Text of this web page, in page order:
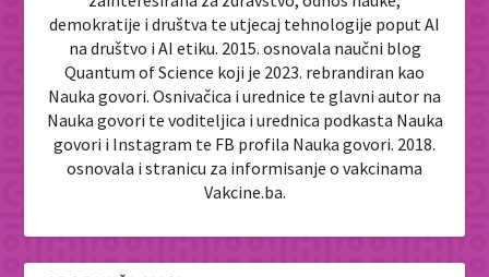
demokratije i društva te utjecaj tehnologije poput AI
na društvo i AI etiku. 2015. osnovala naučni blog
Quantum of Science koji je 2023. rebrandiran kao
Nauka govori. Osnivačica i urednice te glavni autor na
Nauka govori te voditeljica i urednica podkasta Nauka
govori i Instagram te FB profila Nauka govori. 2018.
osnovala i stranicu za informisanje o vakcinama
Vakcine.ba.